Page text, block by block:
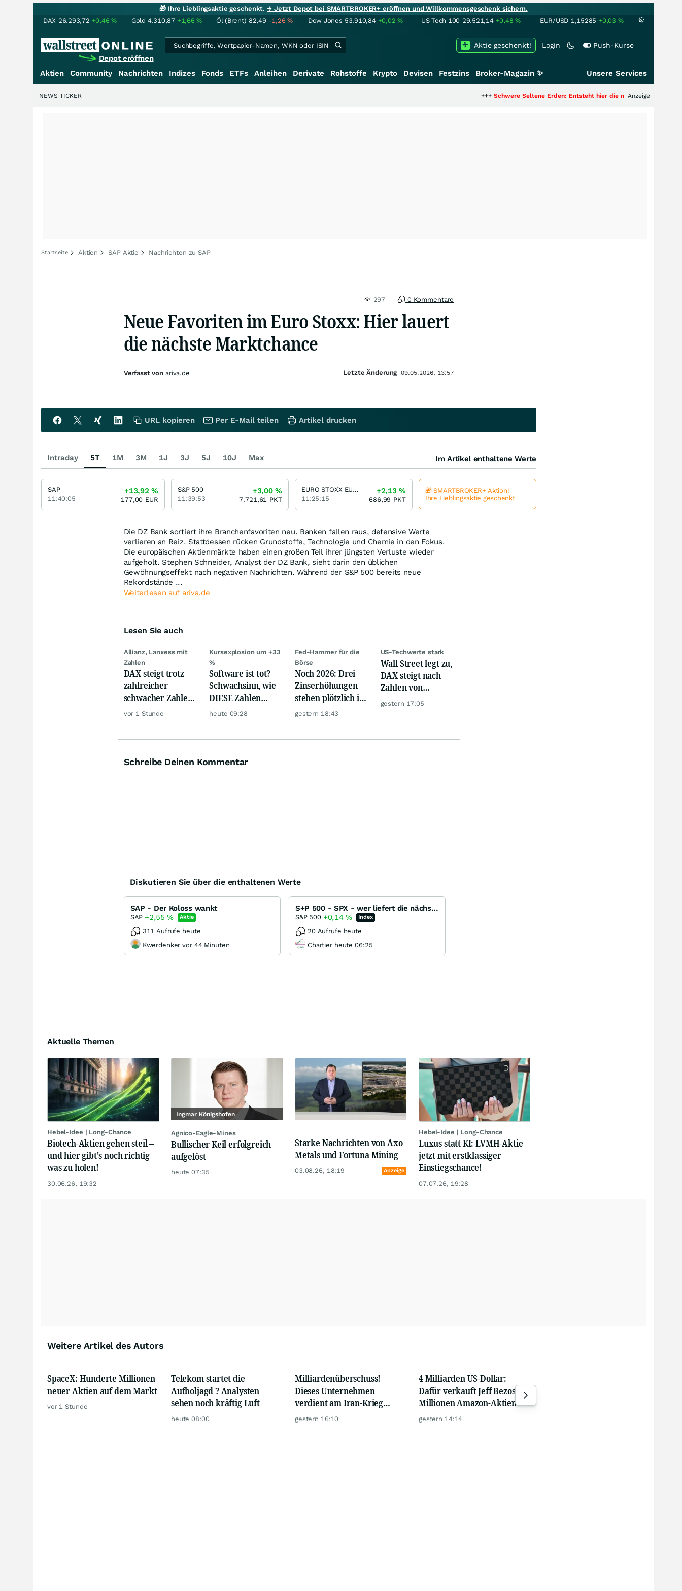
🎁 Ihre Lieblingsaktie geschenkt.→ Jetzt Depot bei SMARTBROKER+ eröffnen und Willkommensgeschenk sichern.
DAX 26.293,72 +0,46% Gold 4.310,87 +1,66% Öl (Brent) 82,49 -1,26% Dow Jones 53.910,84 +0,02% US Tech 100 29.521,14 +0,48% EUR/USD 1,15285 +0,03 %
Depot eröffnen
Login Push-Kurse
Aktie geschenkt!
Aktien Community Nachrichten Indizes Fonds ETFs Anleihen Derivate Rohstoffe Krypto Devisen Festzins Broker-Magazin ✨ Unsere Services
Schwere Seltene Erden: Entsteht hier die nächste Milliardenstory?
Anzeige
NEWS TICKER
Startseite Aktien SAP Aktie Nachrichten zu SAP
297 0 Kommentare
Neue Favoriten im Euro Stoxx: Hier lauert
die nächste Marktchance
Die DZ Bank sortiert ihre Branchenfavoriten neu. Banken fallen raus, defensive Werte
verlieren an Reiz. Stattdessen rücken Grundstoffe, Technologie und Chemie in den Fokus.
Die europäischen Aktienmärkte haben einen großen Teil ihrer jüngsten Verluste wieder
aufgeholt. Stephen Schneider, Analyst der DZ Bank, sieht darin den üblichen
Gewöhnungseffekt nach negativen Nachrichten. Während der S&P 500 bereits neue
Rekordstände ...
Weiterlesen auf ariva.de
Lesen Sie auch
Allianz, Lanxess mit
Zahlen
DAX steigt trotz
zahlreicher
schwacher Zahlen,
Gold und Öl teurer
vor 1 Stunde
Kursexplosion um +33
%
Software ist tot?
Schwachsinn, wie
DIESE Zahlen
zeigen!
heute 09:28
Fed-Hammer für die
Börse
Noch 2026: Drei
Zinserhöhungen
stehen plötzlich im
Raum
gestern 18:43
US-Techwerte stark
Wall Street legt zu,
DAX steigt nach
Zahlen von
Telekom, Henkel
gestern 17:05
Schreibe Deinen Kommentar
Diskutieren Sie über die enthaltenen Werte
SAP - Der Koloss wankt
SAP +2,55% Aktie
311 Aufrufe heute
Kwerdenker vor 44 Minuten
S+P 500 - SPX - wer liefert die nächsten Punkte zum ATH ?
S&P 500 +0,14% Index
20 Aufrufe heute
Chartier heute 06:25
Aktuelle Themen
Hebel-Idee | Long-Chance
Biotech-Aktien gehen steil –
und hier gibt's noch richtig
was zu holen!
30.06.26, 19:32
Ingmar Königshofen
Agnico-Eagle-Mines
Bullischer Keil erfolgreich
aufgelöst
heute 07:35
Starke Nachrichten von Axo
Metals und Fortuna Mining
03.08.26, 18:19 Anzeige
Hebel-Idee | Long-Chance
Luxus statt KI: LVMH-Aktie
jetzt mit erstklassiger
Einstiegschance!
07.07.26, 19:28
Weitere Artikel des Autors
SpaceX: Hunderte Millionen
neuer Aktien auf dem Markt
vor 1 Stunde
Telekom startet die
Aufholjagd ? Analysten
sehen noch kräftig Luft
heute 08:00
Milliardenüberschuss!
Dieses Unternehmen
verdient am Iran-Krieg
richtig viel Geld!
gestern 16:10
4 Milliarden US-Dollar:
Dafür verkauft Jeff Bezos 15
Millionen Amazon-Aktien
gestern 14:14
Verfasst von ariva.de Letzte Änderung 09.05.2026, 13:57
URL kopieren Per E-Mail teilen Artikel drucken
Intraday 5T 1M 3M 1J 3J 5J 10J Max Im Artikel enthaltene Werte
SAP
11:40:05
+13,92%
177,00 EUR
S&P 500
11:39:53
+3,00%
7.721,61 PKT
EURO STOXX EUR (Price)
11:25:15
+2,13%
686,99 PKT
🎁 SMARTBROKER+ Aktion!
Ihre Lieblingsaktie geschenkt